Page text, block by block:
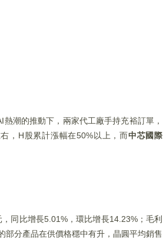
潮的推動下，兩家代工廠手持充裕訂單，
，H股累計漲幅在50%以上，而中芯國際
同比增長5.01%，環比增長14.23%；毛利
分產品在供價格穩中有升，晶圓平均銷售